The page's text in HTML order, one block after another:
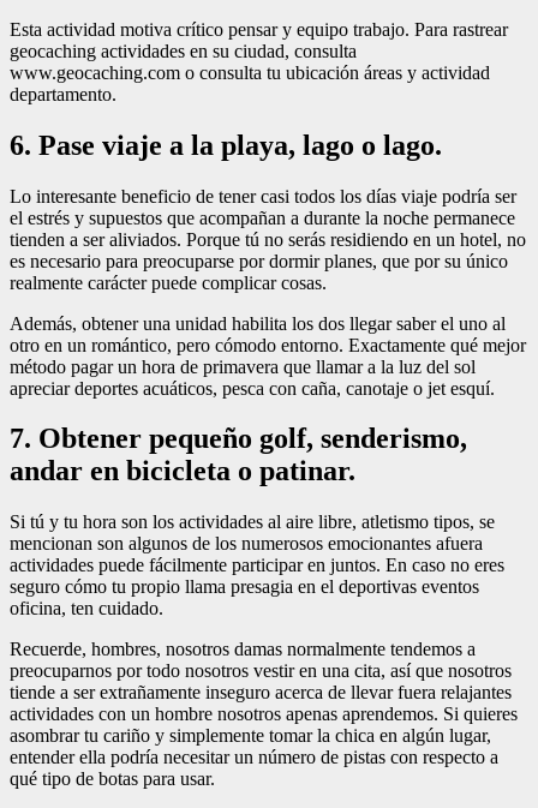
Esta actividad motiva crítico pensar y equipo trabajo. Para rastrear
geocaching actividades en su ciudad, consulta
www.geocaching.com o consulta tu ubicación áreas y actividad
departamento.
6. Pase viaje a la playa, lago o lago.
Lo interesante beneficio de tener casi todos los días viaje podría ser
el estrés y supuestos que acompañan a durante la noche permanece
tienden a ser aliviados. Porque tú no serás residiendo en un hotel, no
es necesario para preocuparse por dormir planes, que por su único
realmente carácter puede complicar cosas.
Además, obtener una unidad habilita los dos llegar saber el uno al
otro en un romántico, pero cómodo entorno. Exactamente qué mejor
método pagar un hora de primavera que llamar a la luz del sol
apreciar deportes acuáticos, pesca con caña, canotaje o jet esquí.
7. Obtener pequeño golf, senderismo,
andar en bicicleta o patinar.
Si tú y tu hora son los actividades al aire libre, atletismo tipos, se
mencionan son algunos de los numerosos emocionantes afuera
actividades puede fácilmente participar en juntos. En caso no eres
seguro cómo tu propio llama presagia en el deportivas eventos
oficina, ten cuidado.
Recuerde, hombres, nosotros damas normalmente tendemos a
preocuparnos por todo nosotros vestir en una cita, así que nosotros
tiende a ser extrañamente inseguro acerca de llevar fuera relajantes
actividades con un hombre nosotros apenas aprendemos. Si quieres
asombrar tu cariño y simplemente tomar la chica en algún lugar,
entender ella podría necesitar un número de pistas con respecto a
qué tipo de botas para usar.